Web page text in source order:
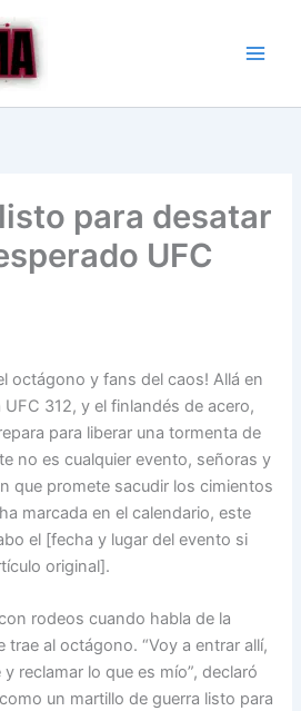
para desatar
UFC
octágono y fans del caos! Allá en
312, y el finlandés de acero,
para liberar una tormenta de
no es cualquier evento, señoras y
que promete sacudir los cimientos
marcada en el calendario, este
el [fecha y lugar del evento si
original].
rodeos cuando habla de la
trae al octágono. “Voy a entrar allí,
reclamar lo que es mío”, declaró
un martillo de guerra listo para